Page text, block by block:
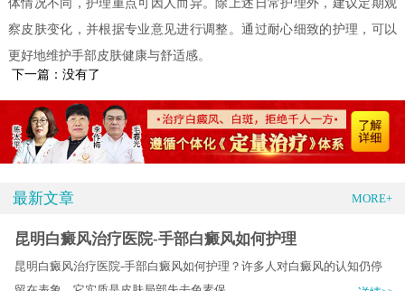
体情况不同，护理重点可因人而异。除上述日常护理外，建议定期观
察皮肤变化，并根据专业意见进行调整。通过耐心细致的护理，可以
更好地维护手部皮肤健康与舒适感。
下一篇：没有了
最新文章 MORE+
昆明白癜风治疗医院-手部白癜风如何护理
昆明白癜风治疗医院-手部白癜风如何护理？许多人对白癜风的认知仍停